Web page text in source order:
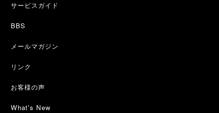
サービスガイド
BBS
メールマガジン
リンク
お客様の声
What's New